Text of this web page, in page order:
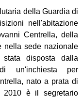
della Guardia di
nell'abitazione
Centrella, della
nella sede nazionale
disposta dalla
un'inchiesta per
nato a prata di
2010 è il segretario